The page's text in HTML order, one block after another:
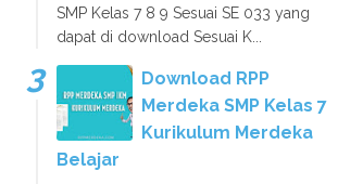
SMP Kelas 7 8 9 Sesuai SE 033 yang
dapat di download Sesuai K...
Download RPP
Merdeka SMP Kelas 7
Kurikulum Merdeka
Belajar